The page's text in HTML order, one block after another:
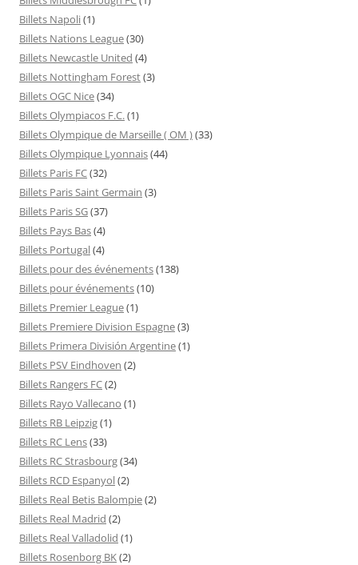
Billets Napoli(1)
Billets Nations League(30)
Billets Newcastle United (4)
Billets Nottingham Forest(3)
Billets OGC Nice(34)
Billets Olympiacos F.C.(1)
Billets Olympique de Marseille ( OM )(33)
Billets Olympique Lyonnais(44)
Billets Paris FC(32)
Billets Paris Saint Germain (3)
Billets Paris SG(37)
Billets Pays Bas(4)
Billets Portugal(4)
Billets pour des événements(138)
Billets pour événements(10)
Billets Premier League(1)
Billets Premiere Division Espagne(3)
Billets Primera División Argentine(1)
Billets PSV Eindhoven (2)
Billets Rangers FC(2)
Billets Rayo Vallecano (1)
Billets RB Leipzig(1)
Billets RC Lens(33)
Billets RC Strasbourg(34)
Billets RCD Espanyol(2)
Billets Real Betis Balompie(2)
Billets Real Madrid (2)
Billets Real Valladolid (1)
Billets Rosenborg BK(2)